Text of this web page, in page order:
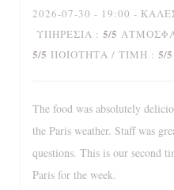
2026-07-30 - 19:00 -
ΥΠΗΡΕΣΊΑ : 5/5
5/5 ΠΟΙΌΤΗΤΑ / ΤΙΜΉ : 5/5
The food was absolutely
the Paris weather. Staff was
questions. This is our second
Paris for the week.